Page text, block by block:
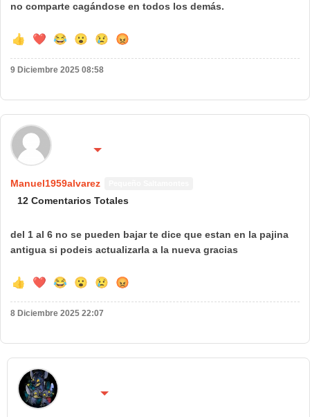
no comparte cagándose en todos los demás.
👍 ❤️ 😂 😮 😢 😡
9 Diciembre 2025 08:58
Manuel1959alvarez
12 Comentarios Totales
del 1 al 6 no se pueden bajar te dice que estan en la pajina
antigua si podeis actualizarla a la nueva gracias
👍 ❤️ 😂 😮 😢 😡
8 Diciembre 2025 22:07